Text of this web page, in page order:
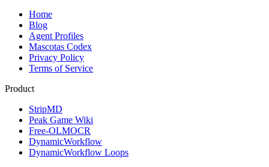
Home
Blog
Agent Profiles
Mascotas Codex
Privacy Policy
Terms of Service
Product
StripMD
Peak Game Wiki
Free-OLMOCR
DynamicWorkflow
DynamicWorkflow Loops